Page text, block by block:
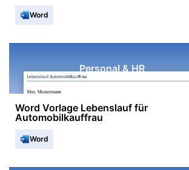
Word
Personal & HR
Word Vorlage Lebenslauf für
Automobilkauffrau
Word